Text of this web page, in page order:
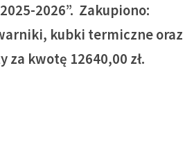
2025-2026”. Zakupiono:
kubki termiczne oraz
za kwotę 12640,00 zł.